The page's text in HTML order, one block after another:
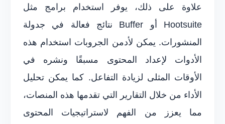
علاوة على ذلك، يوفر استخدام برامج مثل
Hootsuite أو Buffer نتائج فعالة في جدولة
المنشورات. يمكن لأدمن الجروبات استخدام هذه
الأدوات لإعداد المحتوى مسبقًا ونشره في
الأوقات المثلى لزيادة التفاعل. كما يمكن تحليل
الأداء من خلال التقارير التي تقدمها هذه المنصات،
مما يعزز من الفهم لاستراتيجيات المحتوى